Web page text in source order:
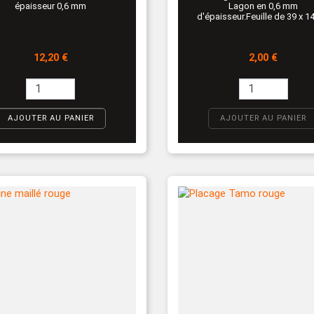
épaisseur 0,6 mm
Prix
12,20 €
AJOUTER AU PANIER
Lagon en 0,6 mm
d'épaisseur.Feuille de 39 x
Prix
2,00 €
AJOUTER AU PANIER